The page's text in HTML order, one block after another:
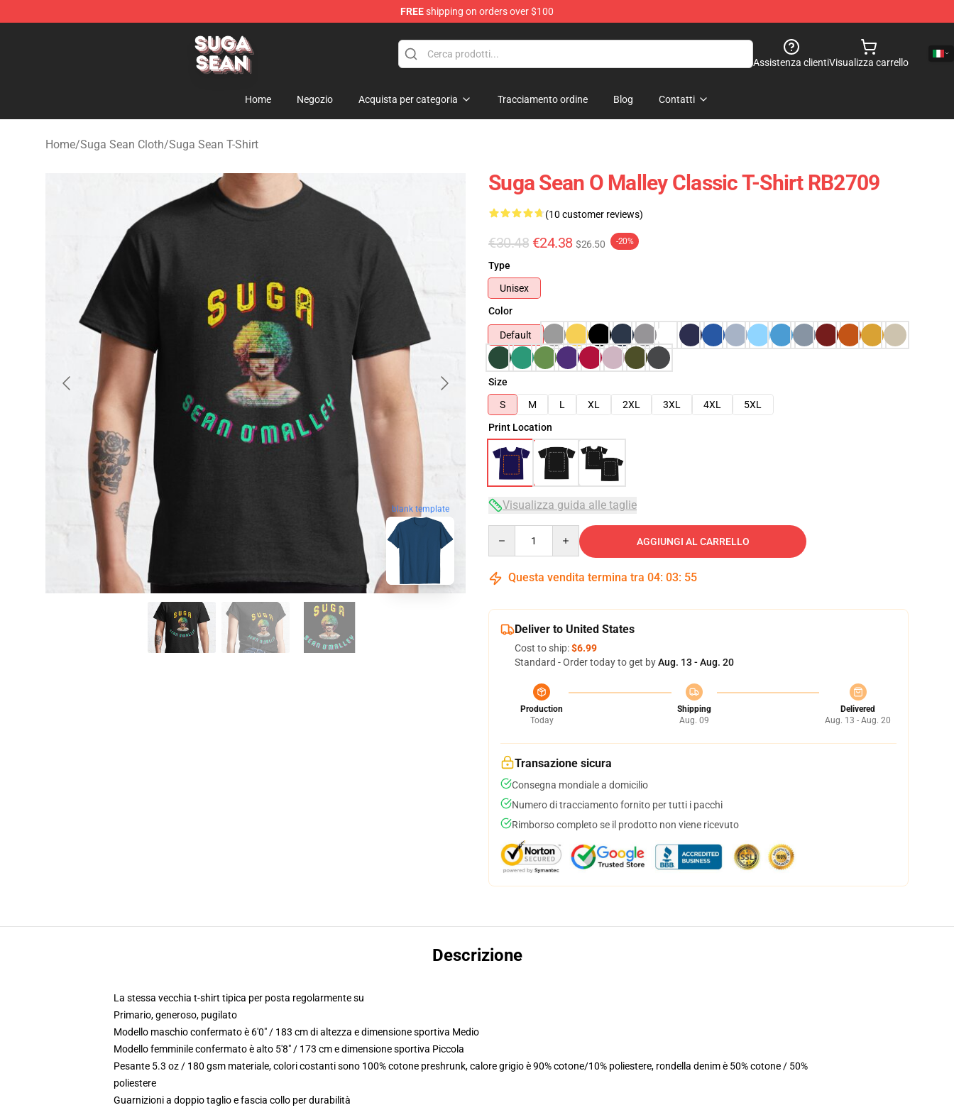
FREEshipping on orders over $100
Suga Sean Shop - Official Suga Sean Merchandise Store
Assistenza clientiVisualizza carrello
Home Negozio Acquista per categoria Tracciamento ordine Blog Contatti
Home/Suga Sean Cloth/Suga Sean T-Shirt
blank template
Suga Sean O Malley Classic T-Shirt RB2709
(10 customer reviews)
€30.48 €24.38 $26.50 -20%
Type
Unisex
Color
Default
Size
S
M L XL 2XL 3XL 4XL
5XL
Print Location
Visualizza guida alle taglie
AGGIUNGI AL CARRELLO
Questa vendita termina tra 04: 03: 54
Deliver to United States
Cost to ship:$6.99
Standard - Order today to get byAug. 13 - Aug. 20
Production
Today
Shipping
Aug. 09
Delivered
Aug. 13 - Aug. 20
Transazione sicura
Consegna mondiale a domicilio
Numero di tracciamento fornito per tutti i pacchi
Rimborso completo se il prodotto non viene ricevuto
Descrizione
La stessa vecchia t-shirt tipica per posta regolarmente su
Primario, generoso, pugilato
Modello maschio confermato è 6'0" / 183 cm di altezza e dimensione sportiva Medio
Modello femminile confermato è alto 5'8" / 173 cm e dimensione sportiva Piccola
Pesante 5.3 oz / 180 gsm materiale, colori costanti sono 100% cotone preshrunk, calore grigio è 90% cotone/10% poliestere, rondella denim è 50% cotone / 50%
poliestere
Guarnizioni a doppio taglio e fascia collo per durabilità